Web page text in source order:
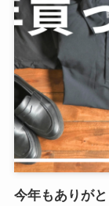
今年もありが